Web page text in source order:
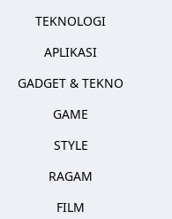
TEKNOLOGI
APLIKASI
GADGET & TEKNO
GAME
STYLE
RAGAM
FILM